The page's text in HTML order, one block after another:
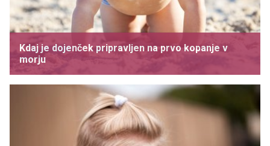
Kdaj je dojenček pripravljen na prvo kopanje v
morju